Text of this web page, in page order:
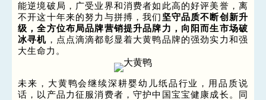
能逆境破局，广受业界和消费者如此高的好评美誉，离
不开这十年来的努力与拼搏，我们 坚守品质不断创新升
级，全方位布局品牌营销提升品牌力，向阳而生市场破
冰寻机 ，点点滴滴都彰显着大黄鸭品牌的强劲实力和强
大生命力。
未来，大黄鸭会继续深耕婴幼儿纸品行业，用品质说
话，以产品力征服消费者，守护中国宝宝健康成长。同